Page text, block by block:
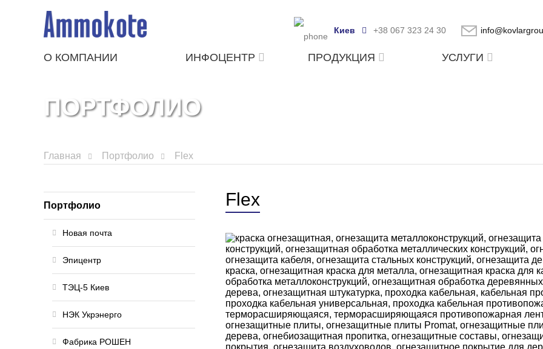
Киев +38 067 323 24 30
О КОМПАНИИ ИНФОЦЕНТР ПРОДУКЦИЯ УСЛУГИ
ПОРТФОЛИО
Главная Портфолио Flex
Портфолио
Новая почта
Эпицентр
ТЭЦ-5 Киев
НЭК Укрэнерго
Фабрика РОШЕН
Flex